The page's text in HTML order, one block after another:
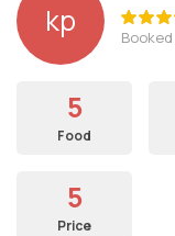
kp
5
Food
5
Price